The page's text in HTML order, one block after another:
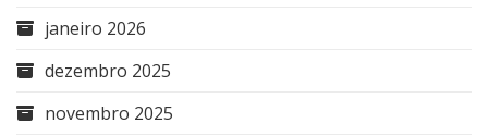
janeiro 2026
dezembro 2025
novembro 2025